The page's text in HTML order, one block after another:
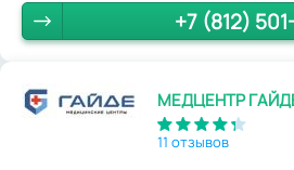
+7 (812)
МЕДЦЕНТР
11 отзывов